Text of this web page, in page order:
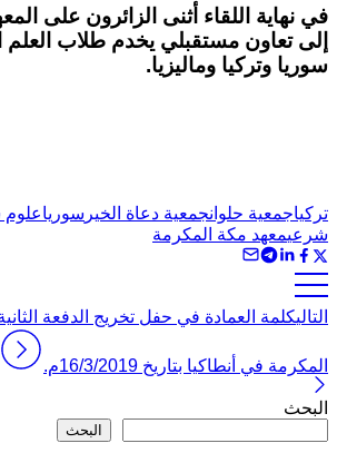
في نهاية اللقاء أثنى الزائرون على
إلى تعاون مستقبلي يخدم طلاب
سوريا وتركيا وماليزيا.
تركياجمعية حلوانجمعية دعاة الخير سوريا
شرعيمعهد مكة المكرمة
التاليكلمة العمادة في حفل تخريج الدفعة
المكرمة في أنطاكيا بتاريخ 16/3/2019م.
البحث
البحث